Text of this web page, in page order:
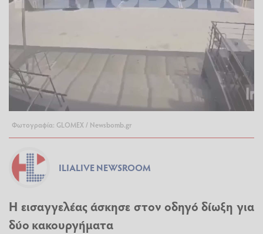
Φωτογραφία: GLOMEX / Newsbomb.gr
ILIALIVE NEWSROOM
Η εισαγγελέας άσκησε στον οδηγό δίωξη για
δύο κακουργήματα